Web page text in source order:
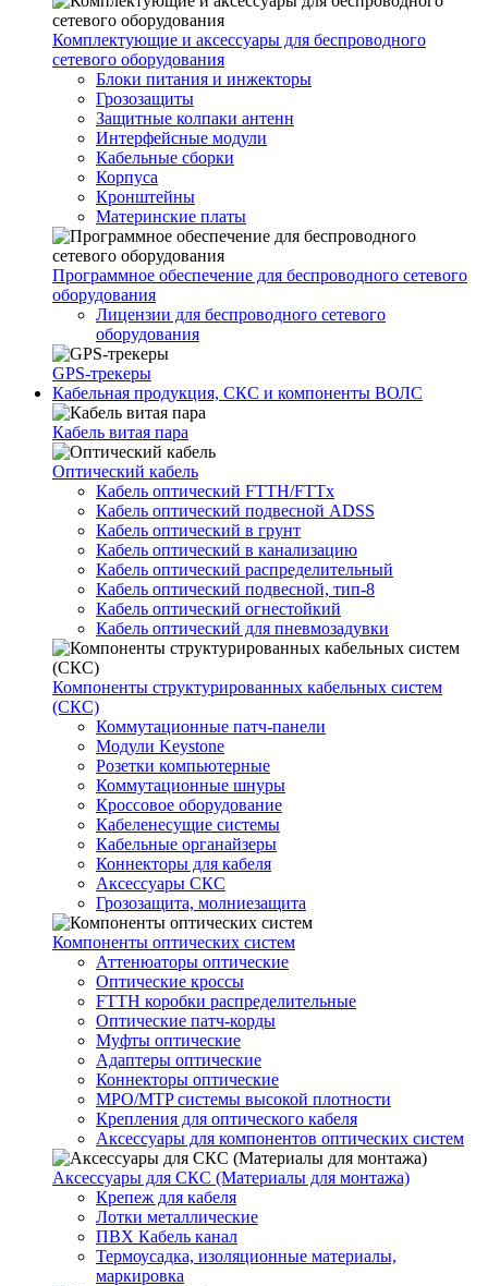
Комплектующие и аксессуары для беспроводного
сетевого оборудования
Блоки питания и инжекторы
Грозозащиты
Защитные колпаки антенн
Интерфейсные модули
Кабельные сборки
Корпуса
Кронштейны
Материнские платы
Программное обеспечение для беспроводного сетевого
оборудования
Лицензии для беспроводного сетевого
оборудования
GPS-трекеры
Кабельная продукция, СКС и компоненты ВОЛС
Кабель витая пара
Оптический кабель
Кабель оптический FTTH/FTTx
Кабель оптический подвесной ADSS
Кабель оптический в грунт
Кабель оптический в канализацию
Кабель оптический распределительный
Кабель оптический подвесной, тип-8
Кабель оптический огнестойкий
Кабель оптический для пневмозадувки
Компоненты структурированных кабельных систем
(СКС)
Коммутационные патч-панели
Модули Keystone
Розетки компьютерные
Коммутационные шнуры
Кроссовое оборудование
Кабеленесущие системы
Кабельные органайзеры
Коннекторы для кабеля
Аксессуары СКС
Грозозащита, молниезащита
Компоненты оптических систем
Аттенюаторы оптические
Оптические кроссы
FTTH коробки распределительные
Оптические патч-корды
Муфты оптические
Адаптеры оптические
Коннекторы оптические
MPO/MTP системы высокой плотности
Крепления для оптического кабеля
Аксессуары для компонентов оптических систем
Аксессуары для СКС (Материалы для монтажа)
Крепеж для кабеля
Лотки металлические
ПВХ Кабель канал
Термоусадка, изоляционные материалы,
маркировка